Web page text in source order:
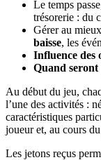
Le temps
trésorerie : du
Gérer au mieux
baisse, les
Influence des
Quand seront
Au début du jeu,
l’une des activités :
caractéristiques
joueur et, au cours
Les jetons reçus